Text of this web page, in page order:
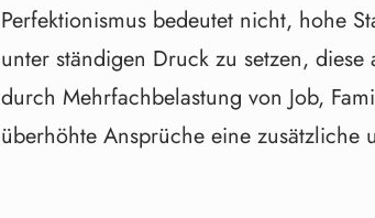
Perfektionismus bedeutet nicht, hohe
unter ständigen Druck zu setzen,
durch Mehrfachbelastung von Job,
überhöhte Ansprüche eine zusätzliche